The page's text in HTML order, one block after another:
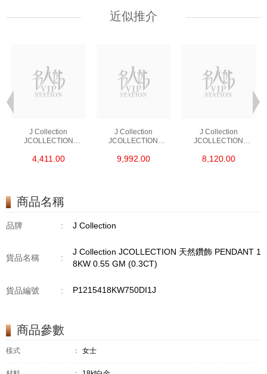
近似推介
J Collection
JCOLLECTION
RDDI 0.48 CT18KR
4,411.00
J Collection
JCOLLECTION
RDDI 1.34 CT18KW
9,992.00
J Collection
JCOLLECTION
W/DIAMOND 7
8,120.00
商品名稱
品牌 : J Collection
貨品名稱 :
J Collection JCOLLECTION 天然鑽飾 PENDANT 1
8KW 0.55 GM (0.3CT)
貨品編號 : P1215418KW750DI1J
商品參數
樣式 ： 女士